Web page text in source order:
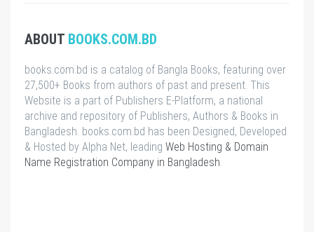
ABOUT BOOKS.COM.BD
books.com.bd is a catalog of Bangla Books, featuring over
27,500+ Books from authors of past and present. This
Website is a part of Publishers E-Platform, a national
archive and repository of Publishers, Authors & Books in
Bangladesh. books.com.bd has been Designed, Developed
& Hosted by Alpha Net, leading Web Hosting & Domain
Name Registration Company in Bangladesh